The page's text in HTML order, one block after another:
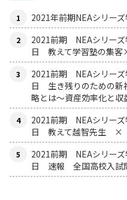
2021年前期NEAシリー
2021前期 NEAシリー
日 教えて学習塾の集客
2021前期 NEAシリー
日 生き残りのための新
略とは〜資産効率化と収
2021前期 NEAシリー
日 教えて越智先生 ×
2021前期 NEAシリー
日 速報 全国高校入試